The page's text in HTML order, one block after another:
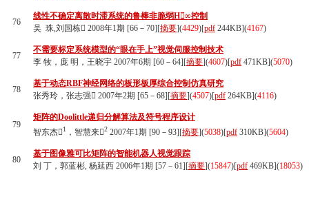
76
线性不确定离散时滞系统的鲁棒非脆弱H∞控制
吴 珠,刘国栋 2008年1期 [66－70][摘要](4429)[pdf 244KB](4167)
77
不需要标定系统模型的“眼在手上”视觉伺服控制技术
李 牧，庞 明，王晓宇 2007年6期 [60－64][摘要](4607)[pdf 471KB](5070)
78
基于动态RBF神经网络的板形板厚综合控制仿真研究
张秀玲，张志强 2007年2期 [65－68][摘要](4507)[pdf 264KB](4116)
79
矩阵的Doolittle递归分解算法及符号程序设计
智东杰1 ，智慧来2 2007年1期 [90－93][摘要](5038)[pdf 310KB](5604)
80
基于图像雅可比矩阵的智能机器人视觉跟踪
刘 丁，郭蓝彬, 杨延西 2006年1期 [57－61][摘要](15847)[pdf 469KB](18053)